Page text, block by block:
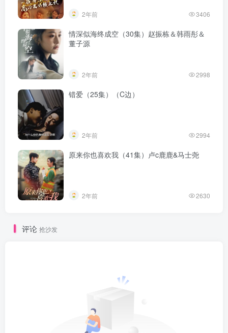
2年前 3406
情深似海终成空（30集）赵振栋＆韩雨彤＆
董子源
2年前 2998
错爱（25集）（C边）
2年前 2994
原来你也喜欢我（41集）卢c鹿鹿&马士尧
2年前 2630
评论 抢沙发